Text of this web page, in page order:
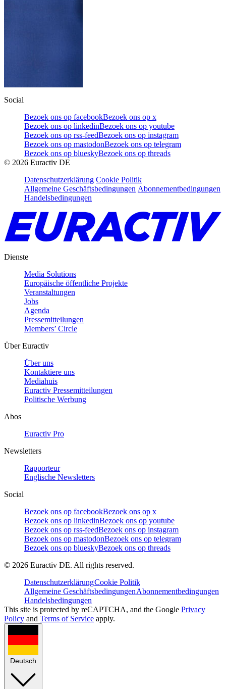
Social
Bezoek ons op facebookBezoek ons op x
Bezoek ons op linkedinBezoek ons op youtube
Bezoek ons op rss-feedBezoek ons op instagram
Bezoek ons op mastodonBezoek ons op telegram
Bezoek ons op blueskyBezoek ons op threads
© 2026 Euractiv DE
Datenschutzerklärung Cookie Politik
Allgemeine Geschäftsbedingungen Abonnementbedingungen
Handelsbedingungen
Dienste
Media Solutions
Europäische öffentliche Projekte
Veranstaltungen
Jobs
Agenda
Pressemitteilungen
Members’ Circle
Über Euractiv
Über uns
Kontaktiere uns
Mediahuis
Euractiv Pressemitteilungen
Politische Werbung
Abos
Euractiv Pro
Newsletters
Rapporteur
Englische Newsletters
Social
Bezoek ons op facebookBezoek ons op x
Bezoek ons op linkedinBezoek ons op youtube
Bezoek ons op rss-feedBezoek ons op instagram
Bezoek ons op mastodonBezoek ons op telegram
Bezoek ons op blueskyBezoek ons op threads
© 2026 Euractiv DE. All rights reserved.
DatenschutzerklärungCookie Politik
Allgemeine GeschäftsbedingungenAbonnementbedingungen
Handelsbedingungen
This site is protected by reCAPTCHA, and the Google Privacy
Policy and Terms of Service apply.
Deutsch